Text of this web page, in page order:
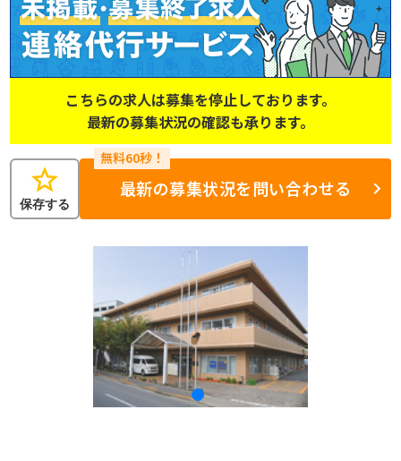
こちらの求人は募集を停止しております。
最新の募集状況の確認も承ります。
star
保存する
最新の募集状況を問い合わせる